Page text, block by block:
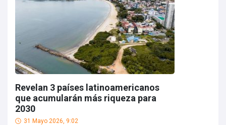
Revelan 3 países latinoamericanos
que acumularán más riqueza para
2030
31 Mayo 2026, 9:02